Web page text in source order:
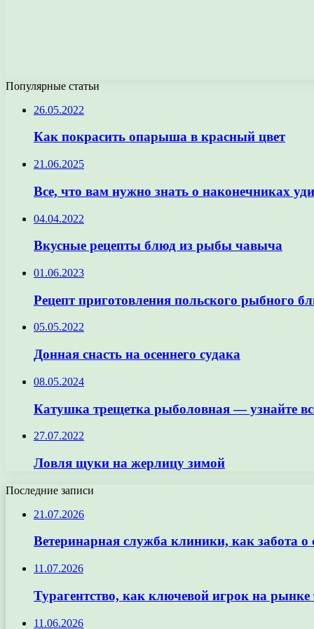
Популярные статьи
26.05.2022
Как покрасить опарыша в красный цвет
21.06.2025
Все, что вам нужно знать о наконечниках
04.04.2022
Вкусные рецепты блюд из рыбы чавыча
01.06.2023
Рецепт приготовления польского рыбного
05.05.2022
Донная снасть на осеннего судака
08.05.2024
Катушка трещетка рыболовная — узнайте
27.07.2022
Ловля щуки на жерлицу зимой
Последние записи
21.07.2026
Ветеринарная служба клиники, как забота о
11.07.2026
Турагентство, как ключевой игрок на рынке
11.06.2026